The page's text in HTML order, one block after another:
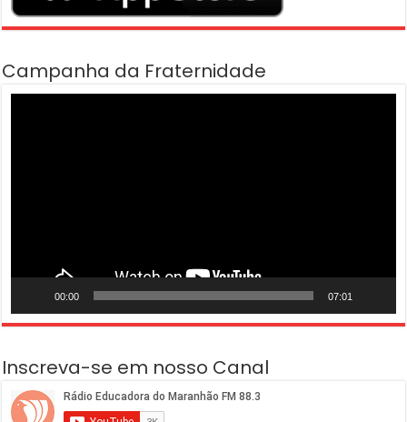
Campanha da Fraternidade
00:00 07:01
Inscreva-se em nosso Canal